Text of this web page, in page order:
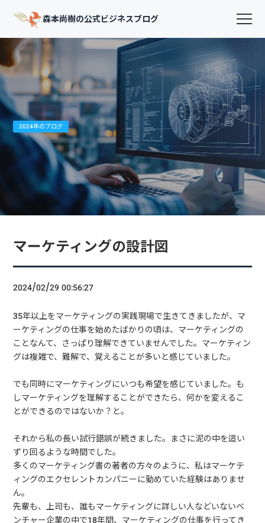
森本尚樹の公式ビジネスブログ
2024年のブログ
マーケティングの設計図
2024/02/29 00:56:27
35年以上をマーケティングの実践現場で生きてきましたが、マ
ーケティングの仕事を始めたばかりの頃は、マーケティングの
ことなんて、さっぱり理解できていませんでした。マーケティン
グは複雑で、難解で、覚えることが多いと感じていました。
でも同時にマーケティングにいつも希望を感じていました。も
しマーケティングを理解することができたら、何かを変えるこ
とができるのではないか？と。
それから私の長い試行錯誤が続きました。まさに泥の中を這い
ずり回るような時間でした。
多くのマーケティング書の著者の方々のように、私はマーケテ
ィングのエクセレントカンパニーに勤めていた経験はありませ
ん。
先輩も、上司も、誰もマーケティングに詳しい人などいないベ
ンチャー企業の中で18年間、マーケティングの仕事を行ってき